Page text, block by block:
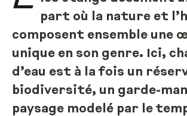
part où la nature et
composent ensemble une
unique en son genre. Ici,
d’eau est à la fois un
biodiversité, un garde-
paysage modelé par le